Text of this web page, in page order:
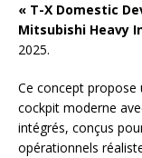
« T-X Domestic
Mitsubishi Heavy
2025.
Ce concept propose
cockpit moderne
intégrés, conçus
opérationnels